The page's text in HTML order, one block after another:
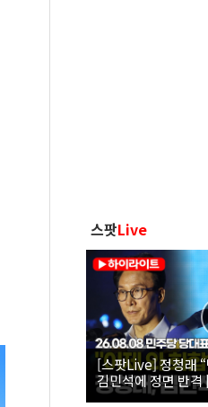
스팟Live
[스팟Live] 정청래
김민석에 정면 반
당대표·최고위원